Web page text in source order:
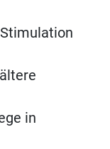
in